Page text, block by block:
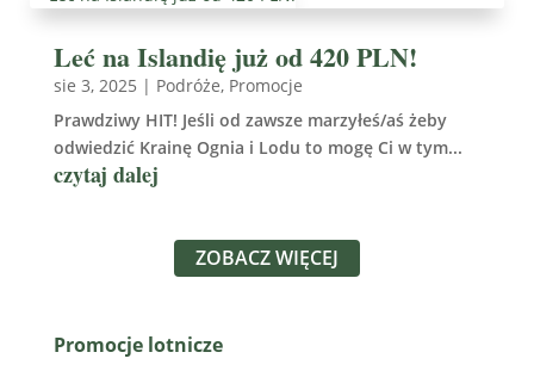
Leć na Islandię już od 420 PLN!
sie 3, 2025 | Podróże, Promocje
Prawdziwy HIT! Jeśli od zawsze marzyłeś/aś żeby
odwiedzić Krainę Ognia i Lodu to mogę Ci w tym...
czytaj dalej
ZOBACZ WIĘCEJ
Promocje lotnicze